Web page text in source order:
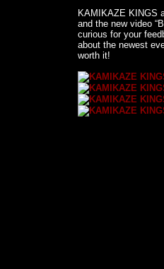
KAMIKAZE KINGS
and the new video
curious for your
about the newest
worth it!